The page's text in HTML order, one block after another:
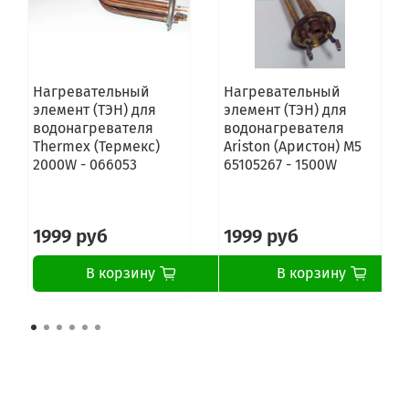
Нагревательный
элемент (ТЭН) для
водонагревателя
Thermex (Термекс)
2000W - 066053
1999 руб
В корзину
Нагревательный
элемент (ТЭН) для
водонагревателя
Ariston (Аристон) M5
65105267 - 1500W
1999 руб
В корзину